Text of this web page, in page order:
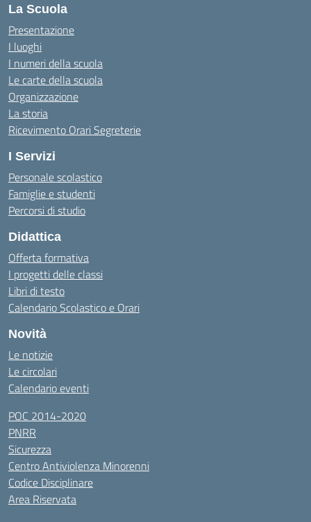
La Scuola
Presentazione
I luoghi
I numeri della scuola
Le carte della scuola
Organizzazione
La storia
Ricevimento Orari Segreterie
I Servizi
Personale scolastico
Famiglie e studenti
Percorsi di studio
Didattica
Offerta formativa
I progetti delle classi
Libri di testo
Calendario Scolastico e Orari
Novità
Le notizie
Le circolari
Calendario eventi
POC 2014-2020
PNRR
Sicurezza
Centro Antiviolenza Minorenni
Codice Disciplinare
Area Riservata